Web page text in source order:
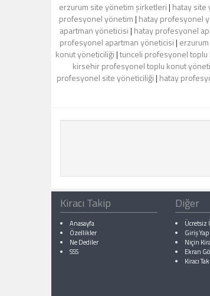
erzurum site yönetim şirketleri| hatay site
profesyonel yönetim| hatay profesyonel
apartman yöneticisi| hatay profesyonel
profesyonel apartman yöneticisi|
konut yöneticiliği|tunceli profesyonel toplu
kirsehir profesyonel toplu konut
profesyonel site yöneticiliği| hatay
Kiracı Takip
Anasayfa
Özellikler
Ne Dediler
SSS
Diğer
Ücretsiz
Giriş Yap
Niçin
Ekran
Kiracı